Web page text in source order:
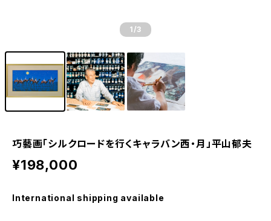
1 /3
巧藝画「シルクロードを行くキャラバン西・月」平山郁夫
¥198,000
International shipping available